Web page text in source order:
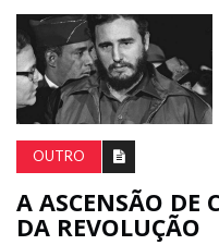
OUTRO
A ASCENSÃO DE
DA REVOLUÇÃO